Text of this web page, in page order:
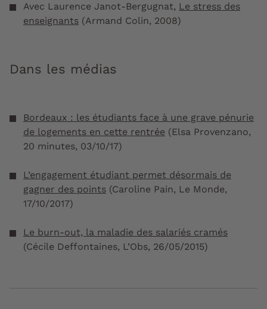
Avec Laurence Janot-Bergugnat, Le stress des
enseignants (Armand Colin, 2008)
Dans les médias
Bordeaux : les étudiants face à une grave pénurie
de logements en cette rentrée (Elsa Provenzano,
20 minutes, 03/10/17)
L’engagement étudiant permet désormais de
gagner des points (Caroline Pain, Le Monde,
17/10/2017)
Le burn-out, la maladie des salariés cramés
(Cécile Deffontaines, L’Obs, 26/05/2015)